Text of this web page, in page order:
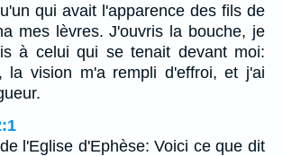
qui avait l'apparence des fils de
mes lèvres. J'ouvris la bouche, je
à celui qui se tenait devant moi:
la vision m'a rempli d'effroi, et j'ai
l'Eglise d'Ephèse: Voici ce que dit